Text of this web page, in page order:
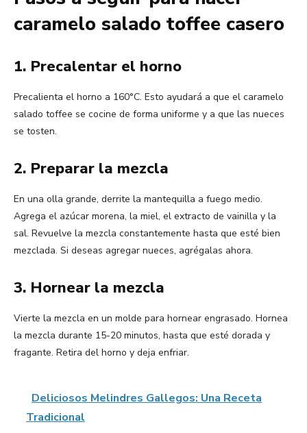
caramelo salado toffee casero
1. Precalentar el horno
Precalienta el horno a 160°C. Esto ayudará a que el caramelo
salado toffee se cocine de forma uniforme y a que las nueces
se tosten.
2. Preparar la mezcla
En una olla grande, derrite la mantequilla a fuego medio.
Agrega el azúcar morena, la miel, el extracto de vainilla y la
sal. Revuelve la mezcla constantemente hasta que esté bien
mezclada. Si deseas agregar nueces, agrégalas ahora.
3. Hornear la mezcla
Vierte la mezcla en un molde para hornear engrasado. Hornea
la mezcla durante 15-20 minutos, hasta que esté dorada y
fragante. Retira del horno y deja enfriar.
Deliciosos Melindres Gallegos: Una Receta
Tradicional